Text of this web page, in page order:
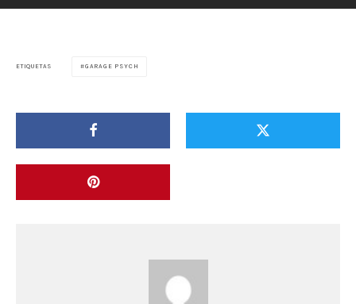
ETIQUETAS GARAGE PSYCH